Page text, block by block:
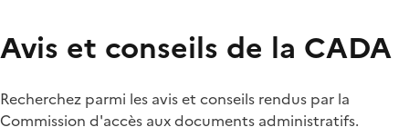
Avis et conseils de la CADA
Recherchez parmi les avis et conseils rendus par la
Commission d'accès aux documents administratifs.